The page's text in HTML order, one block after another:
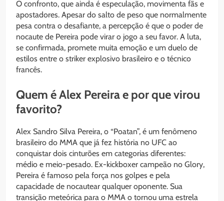
O confronto, que ainda é especulação, movimenta fãs e
apostadores. Apesar do salto de peso que normalmente
pesa contra o desafiante, a percepção é que o poder de
nocaute de Pereira pode virar o jogo a seu favor. A luta,
se confirmada, promete muita emoção e um duelo de
estilos entre o striker explosivo brasileiro e o técnico
francês.
Quem é Alex Pereira e por que virou
favorito?
Alex Sandro Silva Pereira, o “Poatan”, é um fenômeno
brasileiro do MMA que já fez história no UFC ao
conquistar dois cinturões em categorias diferentes:
médio e meio-pesado. Ex-kickboxer campeão no Glory,
Pereira é famoso pela força nos golpes e pela
capacidade de nocautear qualquer oponente. Sua
transição meteórica para o MMA o tornou uma estrela